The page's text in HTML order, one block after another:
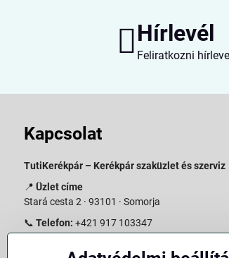
Hírlevél
Feliratkozni
Kapcsolat
TutiKerékpár – Kerékpár szaküzlet és szerviz
📍 Üzlet címe
Stará cesta 2 · 93101 · Somorja
📞 Telefon: +421 917 103347